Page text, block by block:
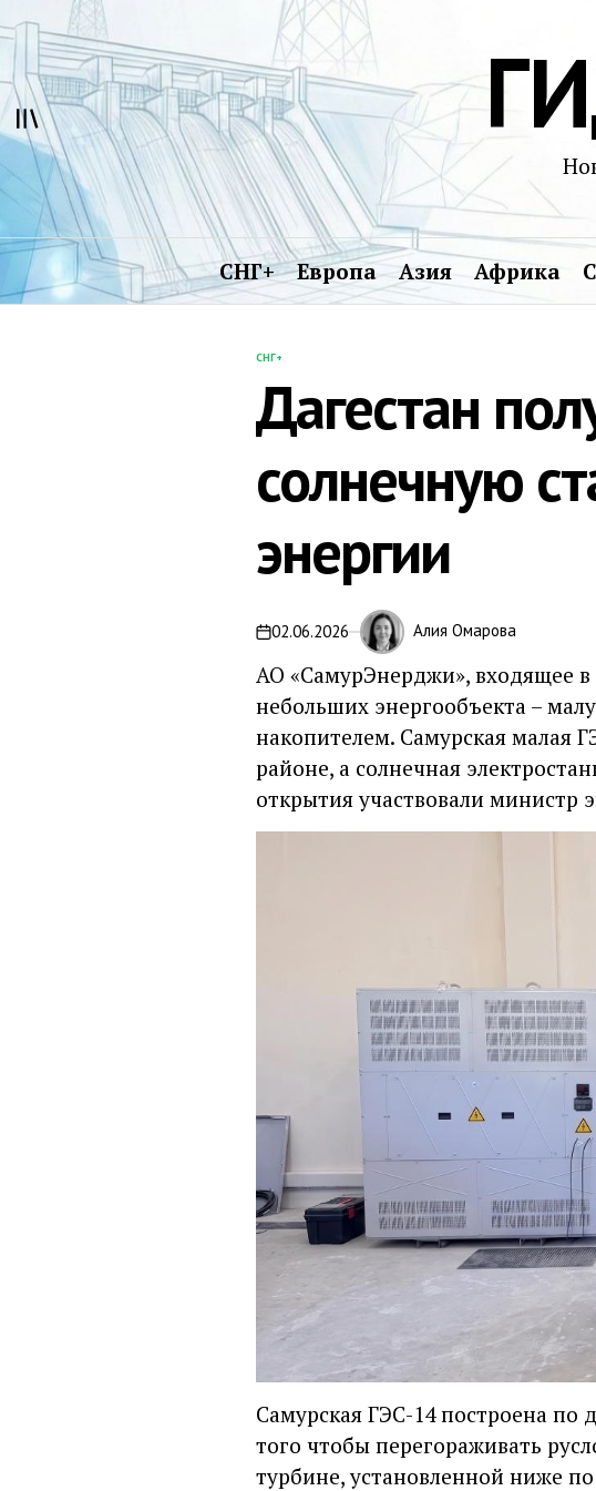
Перейти
к
содержимому
СНГ+ Европа Азия Африка
ОПУБЛИКОВАНО
СНГ+
Дагестан
солнечную
энергии
02.06.2026 Алия Омарова
АО «СамурЭнерджи», входящее в
небольших энергообъекта –
накопителем. Самурская малая
районе, а солнечная
открытия участвовали министр
Самурская ГЭС-14 построена
того чтобы перегораживать
турбине, установленной ниже